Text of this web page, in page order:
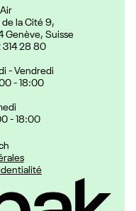
de la Cité 9,
Genève, Suisse
314 28 80
- Vendredi
- 18:00
- 18:00